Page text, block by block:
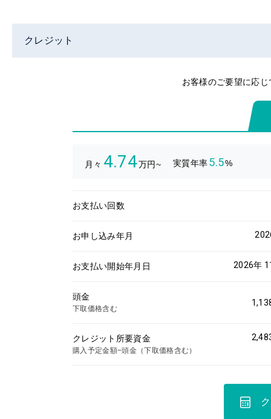
クレジット
お客様のご要望に応
月々 4.74万円~ 実質年率5.5%
お支払い回数
お申し込み年月
お支払い開始年月日 2026年
頭金
下取価格含む
クレジット所要資金
購入予定金額−頭金（下取価格含む）